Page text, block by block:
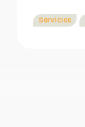
Servicios